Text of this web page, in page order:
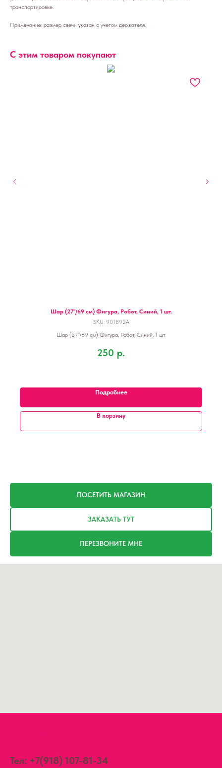
транспортировке.
Примечание: размер свечи указан с учетом держателя.
С этим товаром покупают
Шар (27''/69 см) Фигура, Робот, Синий, 1 шт.
SKU: 901892A
Шар (27''/69 см) Фигура, Робот, Синий, 1 шт.
250 р.
Подробнее
В корзину
ПОСЕТИТЬ МАГАЗИН
ЗАКАЗАТЬ ТУТ
ПЕРЕЗВОНИТЕ МНЕ
Тел: +7(918) 107-81-34